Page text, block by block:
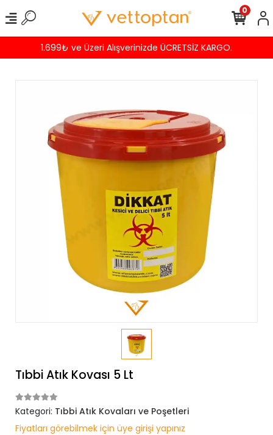
1.699₺ ve Üzeri Alışverinizde ÜCRETSİZ KARGO.
0
Tıbbi Atık Kovası 5 Lt
Kategori: Tıbbi Atık Kovaları ve Poşetleri
Fiyatları görebilmek için üye girişi yapınız